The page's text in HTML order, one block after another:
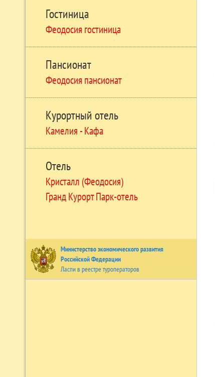
Гостиница
Феодосия гостиница
Пансионат
Феодосия пансионат
Курортный отель
Камелия - Кафа
Отель
Кристалл (Феодосия)
Гранд Курорт Парк-отель
Министерство экономического развития
Российской Федерации
Ласпи в реестре туроператоров